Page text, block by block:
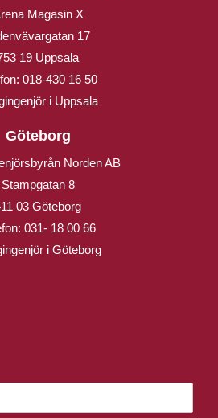
Magasin X
17
19 Uppsala
018-430 16 50
i Uppsala
Göteborg
Norden AB
Stampgatan 8
03 Göteborg
031- 18 00 66
i Göteborg